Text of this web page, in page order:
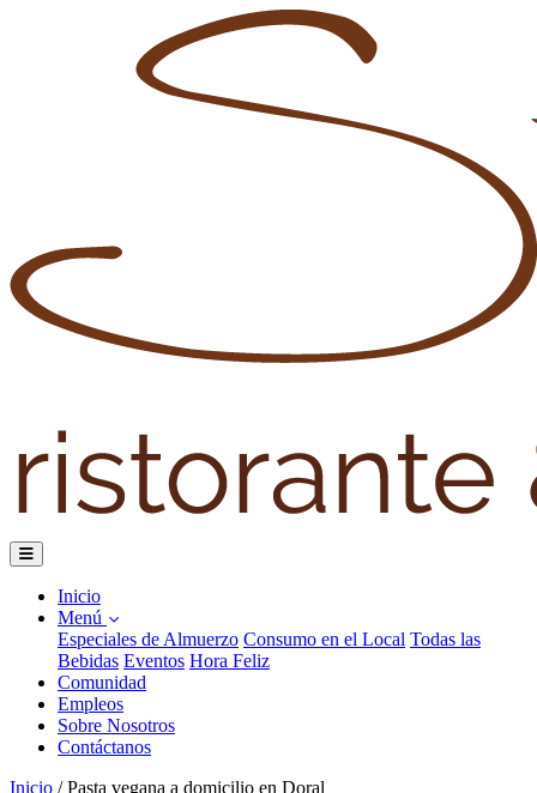
Inicio
Menú
Especiales de Almuerzo Consumo en el Local Todas las
Bebidas Eventos Hora Feliz
Comunidad
Empleos
Sobre Nosotros
Contáctanos
Inicio / Pasta vegana a domicilio en Doral